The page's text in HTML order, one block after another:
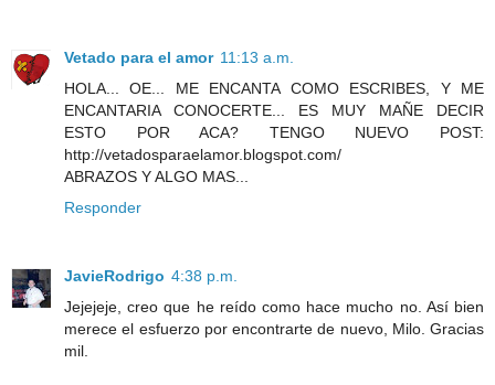
Vetado para el amor 11:13 a.m.
HOLA... OE... ME ENCANTA COMO ESCRIBES, Y ME
ENCANTARIA CONOCERTE... ES MUY MAÑE DECIR
ESTO POR ACA? TENGO NUEVO POST:
http://vetadosparaelamor.blogspot.com/
ABRAZOS Y ALGO MAS...
Responder
JavieRodrigo 4:38 p.m.
Jejejeje, creo que he reído como hace mucho no. Así bien
merece el esfuerzo por encontrarte de nuevo, Milo. Gracias
mil.